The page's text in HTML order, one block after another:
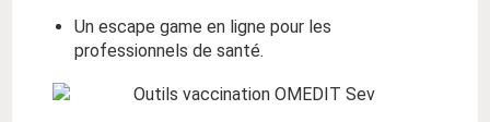
Un escape game en ligne pour les
professionnels de santé.